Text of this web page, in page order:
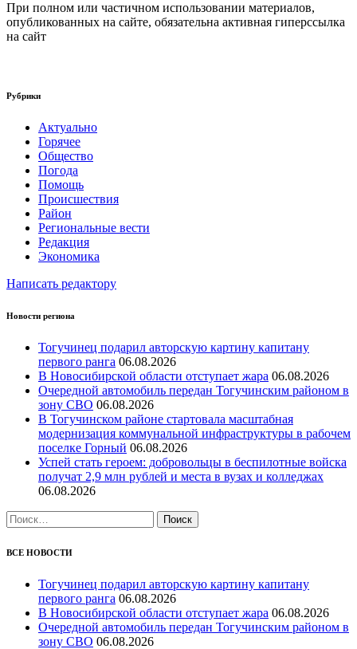
При полном или частичном использовании материалов,
опубликованных на сайте, обязательна активная гиперссылка
на сайт
Рубрики
Актуально
Горячее
Общество
Погода
Помощь
Происшествия
Район
Региональные вести
Редакция
Экономика
Написать редактору
Новости региона
Тогучинец подарил авторскую картину капитану
первого ранга 06.08.2026
В Новосибирской области отступает жара 06.08.2026
Очередной автомобиль передан Тогучинским районом в
зону СВО 06.08.2026
В Тогучинском районе стартовала масштабная
модернизация коммунальной инфраструктуры в рабочем
поселке Горный 06.08.2026
Успей стать героем: добровольцы в беспилотные войска
получат 2,9 млн рублей и места в вузах и колледжах
06.08.2026
Найти:
ВСЕ НОВОСТИ
Тогучинец подарил авторскую картину капитану
первого ранга 06.08.2026
В Новосибирской области отступает жара 06.08.2026
Очередной автомобиль передан Тогучинским районом в
зону СВО 06.08.2026